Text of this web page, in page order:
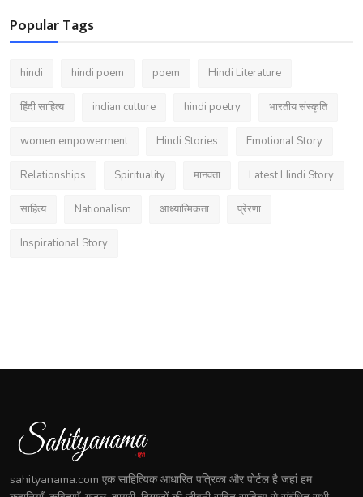
Popular Tags
hindi hindi poem poem Hindi Literature
हिंदी साहित्य indian culture hindi poetry भारतीय संस्कृति
women empowerment Hindi Stories Emotional Story
Relationships Spirituality मानवता Latest Hindi Story
साहित्य Nationalism आध्यात्मिकता प्रेरणा
Inspirational Story
sahityanama.com एक साहित्यिक आधारित पत्रिका और पोर्टल है जहां हम